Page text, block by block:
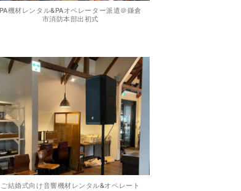
PA機材レンタル&PAオペレーター派遣＠鎌倉
市消防本部出初式
ご結婚式向け音響機材レンタル&オペレート